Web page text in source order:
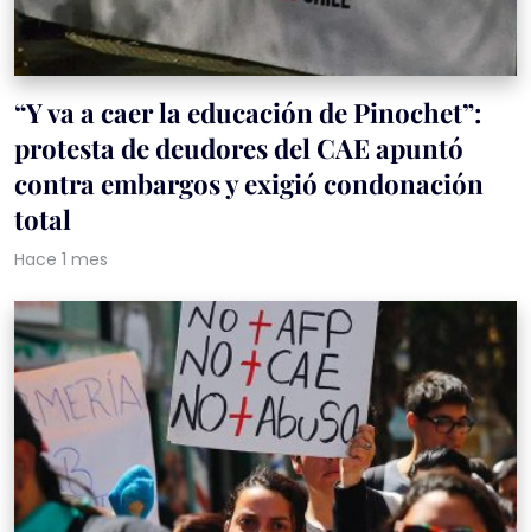
“Y va a caer la educación de Pinochet”:
protesta de deudores del CAE apuntó
contra embargos y exigió condonación
total
Hace 1 mes